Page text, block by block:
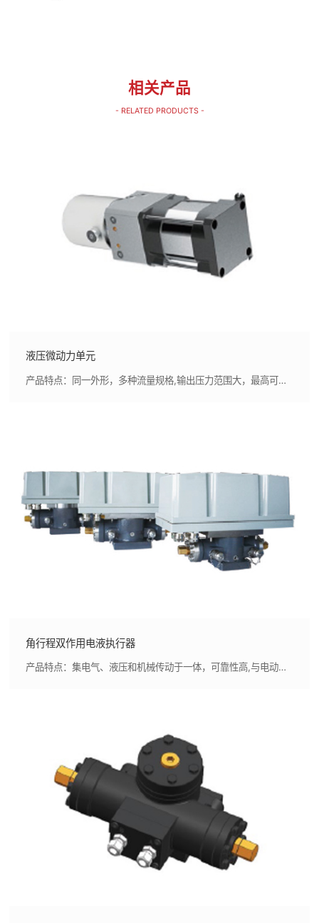
相关产品
- RELATED PRODUCTS -
液压微动力单元
产品特点：同一外形，多种流量规格,输出压力范围大，最高可达180Bar
角行程双作用电液执行器
产品特点：集电气、液压和机械传动于一体，可靠性高,与电动执行器相比，在同功率下体积更小、扭矩更大